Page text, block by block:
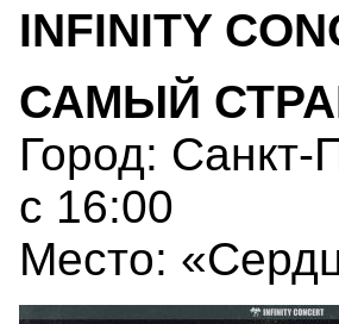
INFINITY
САМЫЙ
Город: Санкт-
с 16:00
Место: